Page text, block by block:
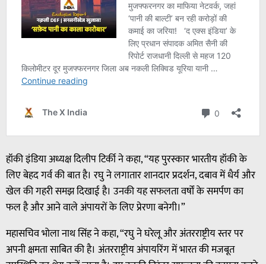
हॉकी इंडिया अध्यक्ष दिलीप टिर्की ने कहा, “यह पुरस्कार भारतीय हॉकी के
लिए बेहद गर्व की बात है। रघु ने लगातार शानदार प्रदर्शन, दबाव में धैर्य और
खेल की गहरी समझ दिखाई है। उनकी यह सफलता वर्षों के समर्पण का
फल है और आने वाले अंपायरों के लिए प्रेरणा बनेगी।”
महासचिव भोला नाथ सिंह ने कहा, “रघु ने घरेलू और अंतरराष्ट्रीय स्तर पर
अपनी क्षमता साबित की है। अंतरराष्ट्रीय अंपायरिंग में भारत की मजबूत